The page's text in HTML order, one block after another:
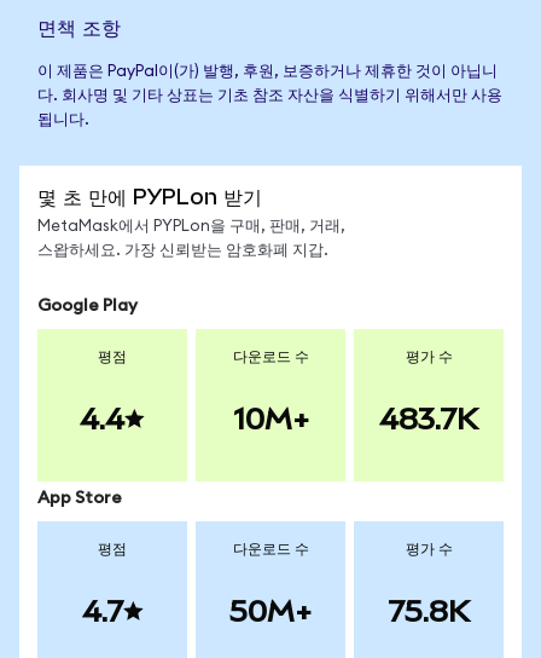
면책 조항
이 제품은 PayPal이(가) 발행, 후원, 보증하거나 제휴한 것이 아닙니
다. 회사명 및 기타 상표는 기초 참조 자산을 식별하기 위해서만 사용
됩니다.
몇 초 만에 PYPLon 받기
MetaMask에서 PYPLon을 구매, 판매, 거래,
스왑하세요. 가장 신뢰받는 암호화폐 지갑.
Google Play
평점
4.4
다운로드 수
10M+
평가 수
483.7K
App Store
평점
4.7
다운로드 수
50M+
평가 수
75.8K